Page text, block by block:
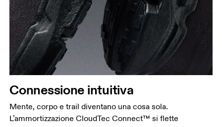
Connessione intuitiva
Mente, corpo e trail diventano una cosa sola.
L’ammortizzazione CloudTec Connect™ si flette